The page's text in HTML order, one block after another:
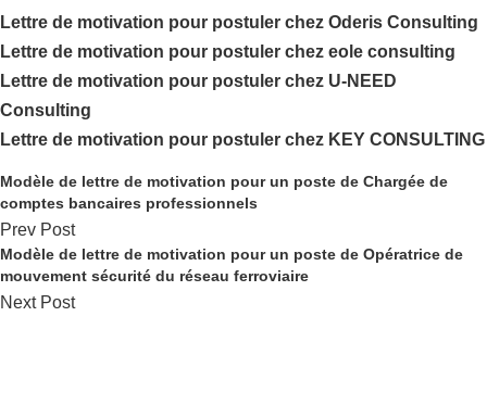
Lettre de motivation pour postuler chez Oderis Consulting
Lettre de motivation pour postuler chez eole consulting
Lettre de motivation pour postuler chez U-NEED
Consulting
Lettre de motivation pour postuler chez KEY CONSULTING
Modèle de lettre de motivation pour un poste de Chargée de
comptes bancaires professionnels
Prev Post
Modèle de lettre de motivation pour un poste de Opératrice de
mouvement sécurité du réseau ferroviaire
Next Post